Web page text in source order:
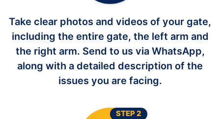
Take clear photos and videos of your gate,
including the entire gate, the left arm and
the right arm. Send to us via WhatsApp,
along with a detailed description of the
issues you are facing.
STEP 2